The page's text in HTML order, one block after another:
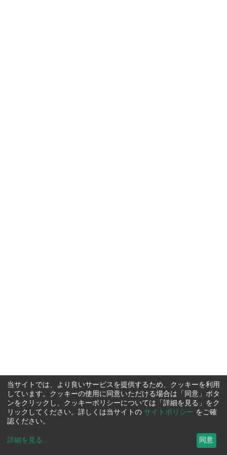
当サイトでは、より良いサービスを提供するため、クッキーを利用
しています。クッキーの使用に同意いただける場合は「同意」ボタ
ンをクリックし、クッキーポリシーについては「詳細を見る」をク
リックしてください。詳しくは当サイトの サイトポリシー をご確
認ください。
詳細を見る ... 同意